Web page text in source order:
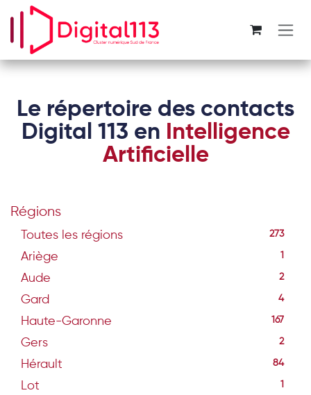
Se rendre au contenu
Le répertoire des contacts
Digital 113 en Intelligence
Artificielle
Régions
Toutes les régions 273
Ariège 1
Aude 2
Gard 4
Haute-Garonne 167
Gers 2
Hérault 84
Lot 1